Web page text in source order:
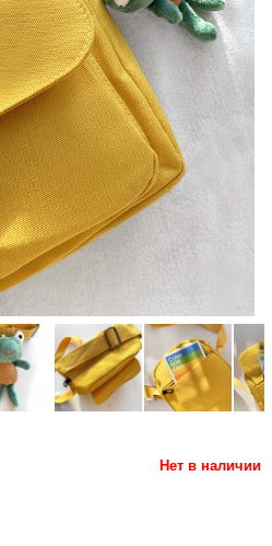
Нет в наличии